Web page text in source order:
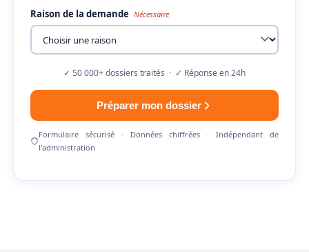
Raison de la demande Nécessaire
✓ 50 000+ dossiers traités · ✓ Réponse en 24h
Préparer mon dossier
Formulaire sécurisé · Données chiffrées · Indépendant de
l'administration